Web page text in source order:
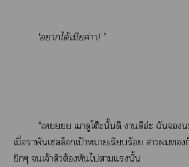
‘าได้เมียค่าา! ’
“เยยย แดูโต๊ะนั้นดิ าดีอ่ะ ฉัน
เมื่อาพันเลล็อกเป้าหมายเรียบร้อย า
ยิกๆ เจ้าตัวต้องหันไาแนั้น